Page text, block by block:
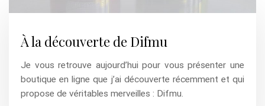
À la découverte de Difmu
Je vous retrouve aujourd’hui pour vous présenter une
boutique en ligne que j’ai découverte récemment et qui
propose de véritables merveilles : Difmu.